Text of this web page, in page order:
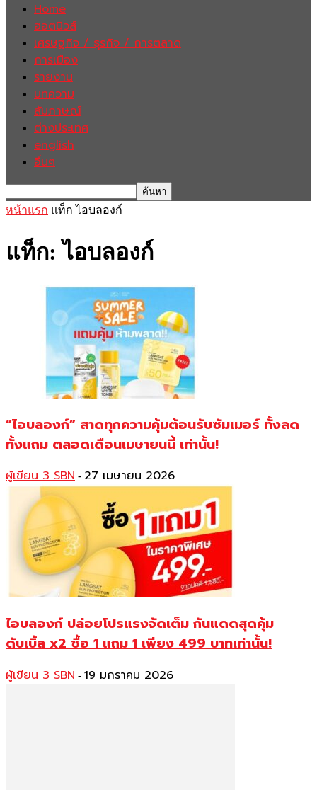
Home
ฮอตนิวส์
เศรษฐกิจ / ธุรกิจ / การตลาด
การเมือง
รายงาน
บทความ
สัมภาษณ์
ต่างประเทศ
english
อื่นๆ
หน้าแรก แท็ก ไอบลองก์
แท็ก: ไอบลองก์
“ไอบลองก์” สาดทุกความคุ้มต้อนรับซัมเมอร์ ทั้งลด
ทั้งแถม ตลอดเดือนเมษายนนี้ เท่านั้น!
ผู้เขียน 3 SBN - 27 เมษายน 2026
ไอบลองก์ ปล่อยโปรแรงจัดเต็ม กันแดดสุดคุ้ม
ดับเบิ้ล x2 ซื้อ 1 แถม 1 เพียง 499 บาทเท่านั้น!
ผู้เขียน 3 SBN - 19 มกราคม 2026